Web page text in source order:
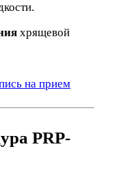
хрящевой
на прием
PRP-